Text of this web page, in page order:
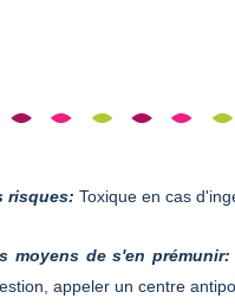
risques: Toxique en cas
moyens de s'en prémunir:
appeler un centre